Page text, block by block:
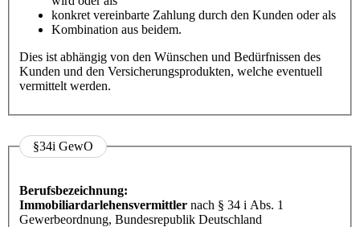
konkret vereinbarte Zahlung durch den Kunden oder als
Kombination aus beidem.
Dies ist abhängig von den Wünschen und Bedürfnissen des
Kunden und den Versicherungsprodukten, welche eventuell
vermittelt werden.
§34i GewO
Berufsbezeichnung:
Immobiliardarlehensvermittler nach § 34 i Abs. 1
Gewerbeordnung, Bundesrepublik Deutschland